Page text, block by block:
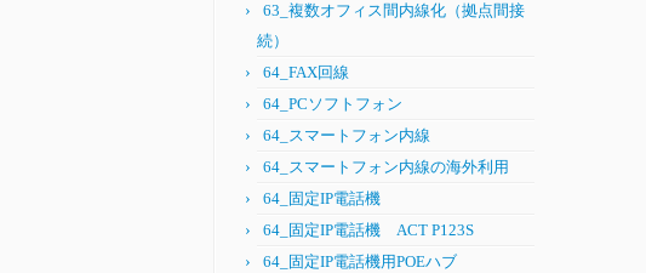
63_複数オフィス間内線化（拠点間接
続）
64_FAX回線
64_PCソフトフォン
64_スマートフォン内線
64_スマートフォン内線の海外利用
64_固定IP電話機
64_固定IP電話機 ACT P123S
64_固定IP電話機用POEハブ